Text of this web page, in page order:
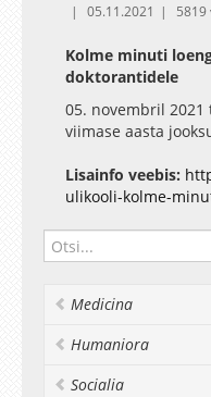
05.11.2021
5819
Kolme minuti
doktorantidele
05. novembril
viimase aasta
konkurss, kus oma
publikatsiooni
loengute seast
ootas rahaline
toimuval kolme
Üritust toetab
Lisainfo veebis:
ulikooli-kolme-
Medicina
Humaniora
Socialia